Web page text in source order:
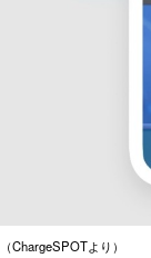
（ChargeSPOTより）